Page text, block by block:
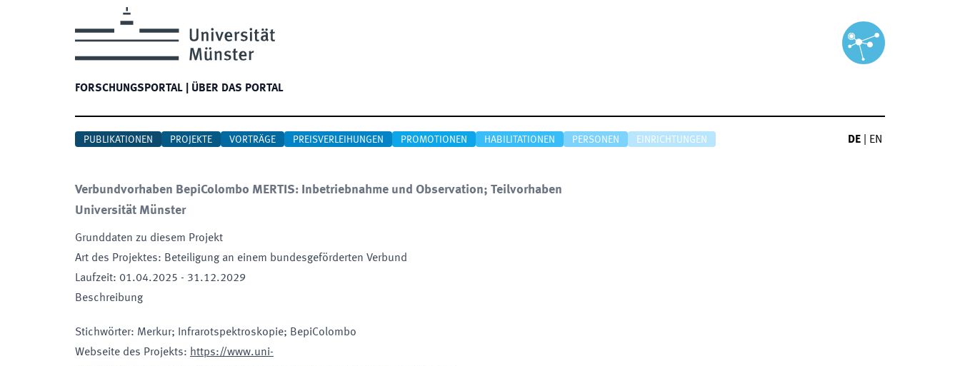
FORSCHUNGSPORTAL ÜBER DAS PORTAL
PUBLIKATIONEN PROJEKTE VORTRÄGE PREISVERLEIHUNGEN PROMOTIONEN HABILITATIONEN PERSONEN EINRICHTUNGEN DE EN
Verbundvorhaben BepiColombo MERTIS: Inbetriebnahme und Observation; Teilvorhaben
Universität Münster
Grunddaten zu diesem Projekt
Art des Projektes: Beteiligung an einem bundesgeförderten Verbund
Laufzeit: 01.04.2025 - 31.12.2029
Beschreibung
Stichwörter: Merkur; Infrarotspektroskopie; BepiColombo
Webseite des Projekts: https://www.uni-